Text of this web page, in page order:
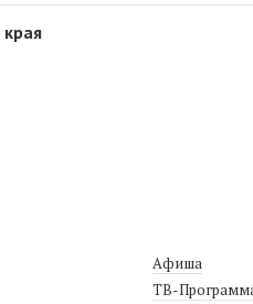
Афиша
ТВ-